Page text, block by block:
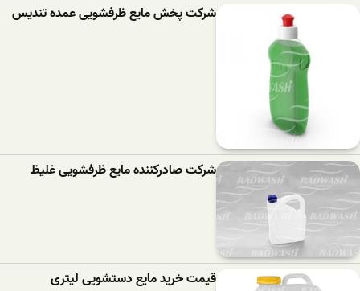
شرکت پخش مایع ظرفشویی عمده تندیس
شرکت صادرکننده مایع ظرفشویی غلیظ
قیمت خرید مایع دستشویی لیتری